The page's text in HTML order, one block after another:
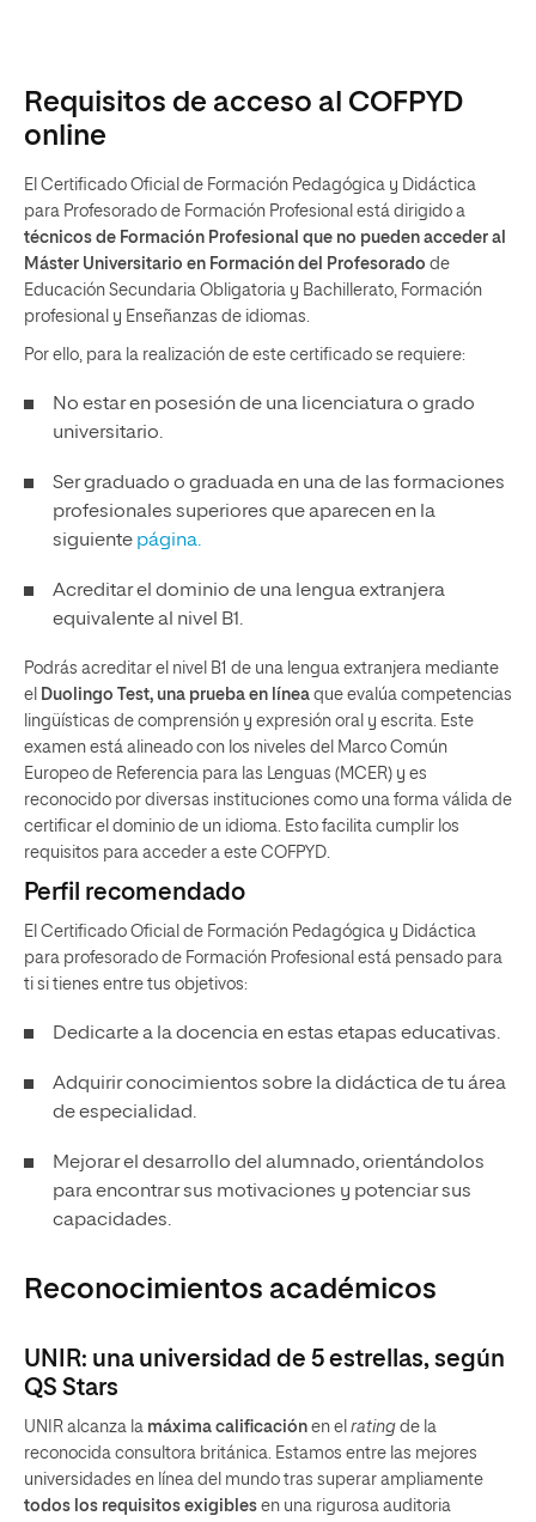
Requisitos de acceso al COFPYD
online
El Certificado Oficial de Formación Pedagógica y Didáctica
para Profesorado de Formación Profesional está dirigido a
técnicos de Formación Profesional que no pueden acceder al
Máster Universitario en Formación del Profesorado de
Educación Secundaria Obligatoria y Bachillerato, Formación
profesional y Enseñanzas de idiomas.
Por ello, para la realización de este certificado se requiere:
No estar en posesión de una licenciatura o grado
universitario.
Ser graduado o graduada en una de las formaciones
profesionales superiores que aparecen en la
siguiente página.
Acreditar el dominio de una lengua extranjera
equivalente al nivel B1.
Podrás acreditar el nivel B1 de una lengua extranjera mediante
el Duolingo Test, una prueba en línea que evalúa competencias
lingüísticas de comprensión y expresión oral y escrita. Este
examen está alineado con los niveles del Marco Común
Europeo de Referencia para las Lenguas (MCER) y es
reconocido por diversas instituciones como una forma válida de
certificar el dominio de un idioma. Esto facilita cumplir los
requisitos para acceder a este COFPYD.
Perfil recomendado
El Certificado Oficial de Formación Pedagógica y Didáctica
para profesorado de Formación Profesional está pensado para
ti si tienes entre tus objetivos:
Dedicarte a la docencia en estas etapas educativas.
Adquirir conocimientos sobre la didáctica de tu área
de especialidad.
Mejorar el desarrollo del alumnado, orientándolos
para encontrar sus motivaciones y potenciar sus
capacidades.
Reconocimientos académicos
UNIR: una universidad de 5 estrellas, según
QS Stars
UNIR alcanza la máxima calificación en el rating de la
reconocida consultora británica. Estamos entre las mejores
universidades en línea del mundo tras superar ampliamente
todos los requisitos exigibles en una rigurosa auditoria